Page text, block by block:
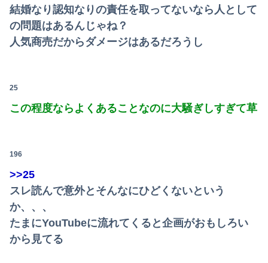
【画像】村重杏奈さん(30)のおつぱいが凄いwwwwwwwwwwww
西山朋佳女流三冠、女性初の棋士資格懸かる白玲戦「今まで通りに」
結婚なり認知なりの責任を取ってないなら人として
の問題はあるんじゃね？
人気商売だからダメージはあるだろうし
25
この程度ならよくあることなのに大騒ぎしすぎて草
196
>>25
スレ読んで意外とそんなにひどくないという
か、、、
たまにYouTubeに流れてくると企画がおもしろい
から見てる